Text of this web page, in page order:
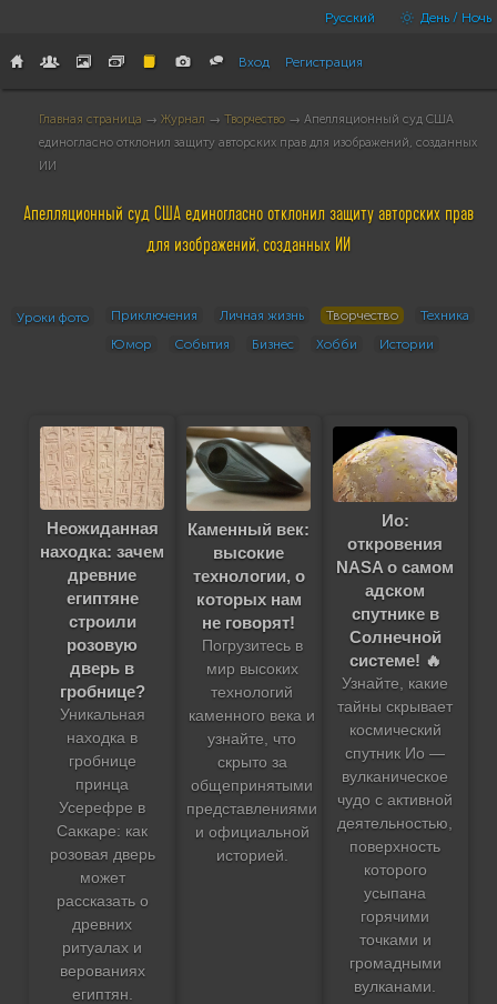
Русский День / Ночь
Вход Регистрация
Главная страница → Журнал → Творчество → Апелляционный суд США
единогласно отклонил защиту авторских прав для изображений, созданных
ИИ
Апелляционный суд США единогласно отклонил защиту авторских прав
для изображений, созданных ИИ
Уроки фото Приключения Личная жизнь Творчество
Техника
Юмор
События Бизнес Хобби Истории
Неожиданная
находка: зачем
древние
египтяне
строили
розовую
дверь в
гробнице?
Уникальная
находка в
гробнице
принца
Усерефре в
Саккаре: как
розовая дверь
может
рассказать о
древних
ритуалах и
верованиях
египтян.
Каменный век:
высокие
технологии, о
которых нам
не говорят!
Погрузитесь в
мир высоких
технологий
каменного века и
узнайте, что
скрыто за
общепринятыми
представлениями
и официальной
историей.
Ио:
откровения
NASA о самом
адском
спутнике в
Солнечной
системе! 🔥
Узнайте, какие
тайны скрывает
космический
спутник Ио —
вулканическое
чудо с активной
деятельностью,
поверхность
которого
усыпана
горячими
точками и
громадными
вулканами.